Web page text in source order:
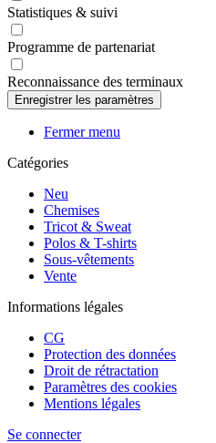
Statistiques & suivi
Programme de partenariat
Reconnaissance des terminaux
Fermer menu
Catégories
Neu
Chemises
Tricot & Sweat
Polos & T-shirts
Sous-vêtements
Vente
Informations légales
CG
Protection des données
Droit de rétractation
Paramètres des cookies
Mentions légales
Se connecter